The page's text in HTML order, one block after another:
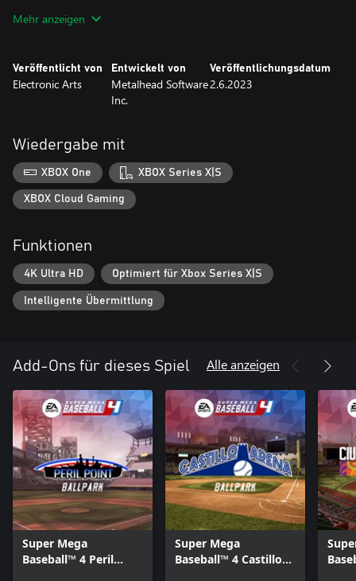
Arcade-Stil der Reihe, in Kombination mit dem immersiven
Mega Baseball 4 die bisher umfangreichsten Präsentations-
Upgrades der Reihe, mit atemberaubenden neuen Grafiken von
Animationen über Charaktere bis hin zu den Stadien sowie
Verpasse außerdem nicht die zahlreichen neuen Features, die sich
unter anderem die Community gewünscht hat, wie das erweiterte
Eigenschaftssystem mit Teamchemie, Shuffle Draft und 6
brandneue Stadien. Um eine größere und verbundenere
Spielerschaft zu schaffen, wurde der plattformübergreifende
Mehrspielermodus um generationenübergreifendes
kann jeder mit seinen online Freund:innen auf noch mehr
Spielsystemen Home-Runs erzielen.
*Spielfortschritte werden möglicherweise nicht zwischen den
Plattformen übertragen.
Mehr anzeigen
Veröffentlicht von
Electronic Arts
Entwickelt von
Metalhead Software
Inc.
Veröffentlichungsdatum
2.6.2023
Wiedergabe mit
XBOX One XBOX Series X|S
XBOX Cloud Gaming
Funktionen
4K Ultra HD Optimiert für Xbox Series X|S
Intelligente Übermittlung
Add-Ons für dieses Spiel Alle anzeigen
Super Mega
Baseball™ 4 Peril
Super Mega
Baseball™ 4 Castillo